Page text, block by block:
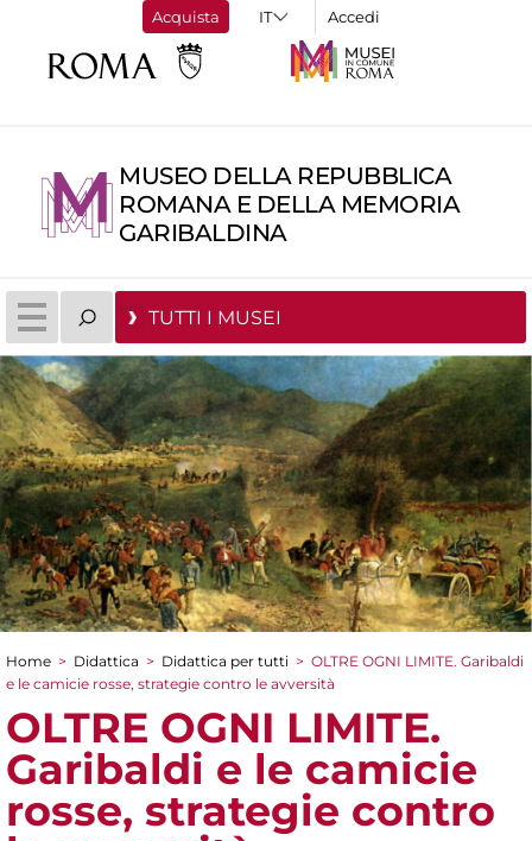
Acquista Accedi
MUSEO DELLA REPUBBLICA
ROMANA E DELLA MEMORIA
GARIBALDINA
TUTTI I MUSEI
Tu sei qui
Home > Didattica > Didattica per tutti > OLTRE OGNI LIMITE. Garibaldi
e le camicie rosse, strategie contro le avversità
OLTRE OGNI LIMITE.
Garibaldi e le camicie
rosse, strategie contro